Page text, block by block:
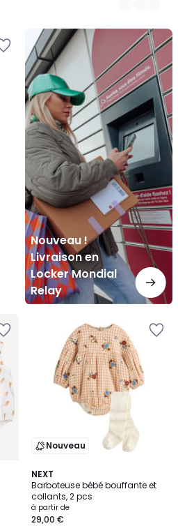
Nouveau !
Livraison en
Locker Mondial
Relay
Nouveau
Livraison
en
Locker
Mondial
Relay
Nouveau
NEXT
Barboteuse bébé bouffante et
collants, 2 pcs
à partir de
29,00 €